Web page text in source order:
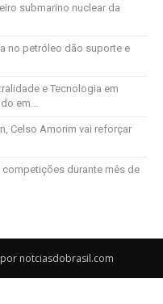
submarino nuclear da
no petróleo dão suporte e
e Tecnologia em
em...
Celso Amorim vai reforçar
durante mês de
notciasdobrasil.com